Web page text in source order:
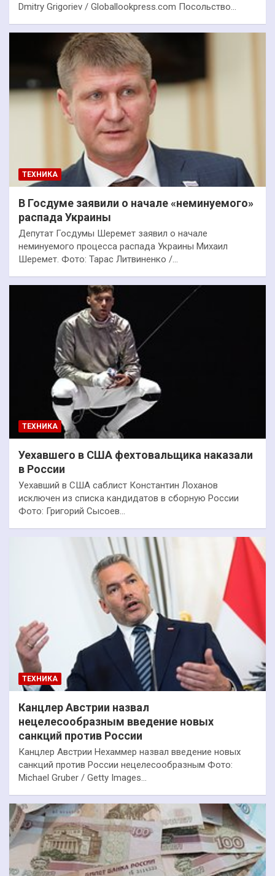
Dmitry Grigoriev / Globallookpress.com Посольство…
ТЕХНИКА
В Госдуме заявили о начале «неминуемого»
распада Украины
Депутат Госдумы Шеремет заявил о начале
неминуемого процесса распада Украины Михаил
Шеремет. Фото: Тарас Литвиненко /…
ТЕХНИКА
Уехавшего в США фехтовальщика наказали
в России
Уехавший в США саблист Константин Лоханов
исключен из списка кандидатов в сборную России
Фото: Григорий Сысоев…
ТЕХНИКА
Канцлер Австрии назвал
нецелесообразным введение новых
санкций против России
Канцлер Австрии Нехаммер назвал введение новых
санкций против России нецелесообразным Фото:
Michael Gruber / Getty Images…